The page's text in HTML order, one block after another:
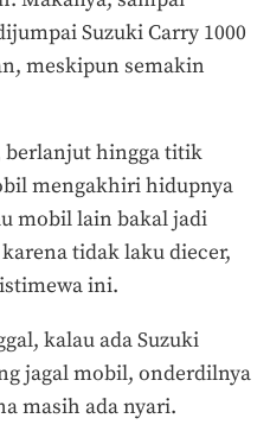
Suzuki Carry 1000
meskipun semakin
berlanjut hingga titik
mengakhiri hidupnya
mobil lain bakal jadi
tidak laku diecer,
ini.
kalau ada Suzuki
jagal mobil, onderdilnya
masih ada nyari.